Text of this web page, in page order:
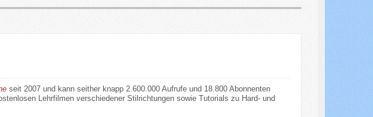
seit 2007 und kann seither knapp 2.600.000 Aufrufe und 18.800 Abonnenten
Lehrfilmen verschiedener Stilrichtungen sowie Tutorials zu Hard- und